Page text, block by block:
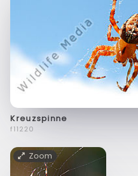
Kreuzspinne
f11220
Zoom